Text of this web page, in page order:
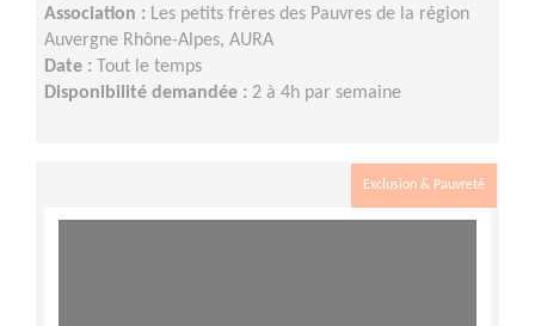
Association : Les petits frères des Pauvres de la région
Auvergne Rhône-Alpes, AURA
Date : Tout le temps
Disponibilité demandée : 2 à 4h par semaine
Exclusion & Pauvreté